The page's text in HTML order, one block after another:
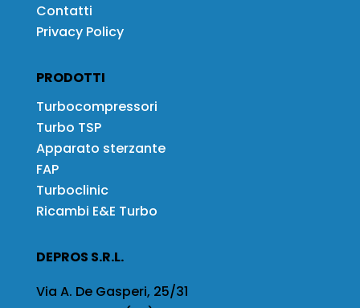
Contatti
Privacy Policy
PRODOTTI
Turbocompressori
Turbo TSP
Apparato sterzante
FAP
Turboclinic
Ricambi E&E Turbo
DEPROS S.R.L.
Via A. De Gasperi, 25/31